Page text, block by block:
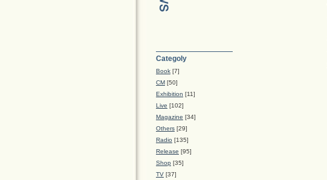
Categoly
Book [7]
CM [50]
Exhibition [11]
Live [102]
Magazine [34]
Others [29]
Radio [135]
Release [95]
Shop [35]
TV [37]